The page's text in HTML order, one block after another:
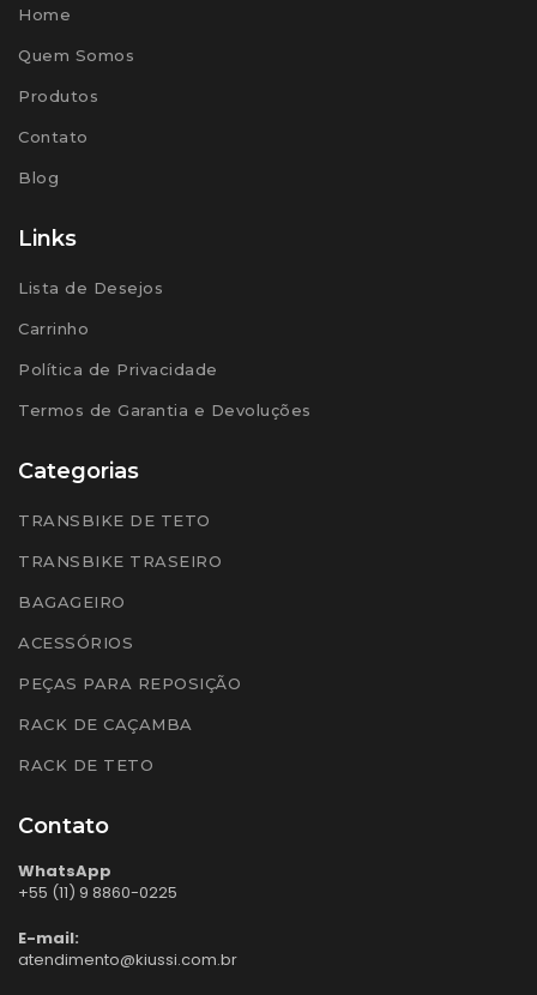
Home
Quem Somos
Produtos
Contato
Blog
Links
Lista de Desejos
Carrinho
Política de Privacidade
Termos de Garantia e Devoluções
Categorias
TRANSBIKE DE TETO
TRANSBIKE TRASEIRO
BAGAGEIRO
ACESSÓRIOS
PEÇAS PARA REPOSIÇÃO
RACK DE CAÇAMBA
RACK DE TETO
Contato
WhatsApp
+55 (11) 9 8860-0225
E-mail:
atendimento@kiussi.com.br